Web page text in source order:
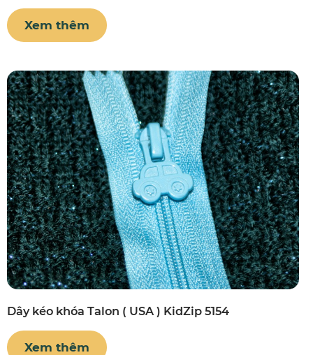
Xem thêm
Dây kéo khóa Talon ( USA ) KidZip 5154
Xem thêm